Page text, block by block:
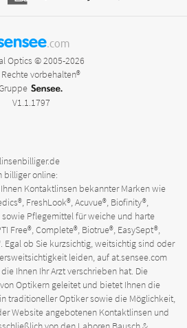
.com
Optics © 2005-2026
vorbehalten®
V1.1.1797
billiger online:
Kontaktlinsen bekannter Marken wie
FreshLook®, Acuvue®, Biofinity®,
sowie Pflegemittel für weiche und harte
Free®, Complete®, Biotrue®, EasySept®,
Egal ob Sie kurzsichtig, weitsichtig sind oder
leiden, auf at.sensee.com
Ihnen Ihr Arzt verschrieben hat. Die
Optikern geleitet und bietet Ihnen die
traditioneller Optiker sowie die Möglichkeit,
Website angebotenen Kontaktlinsen und